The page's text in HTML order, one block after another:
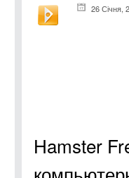
26 Січня,
Hamster